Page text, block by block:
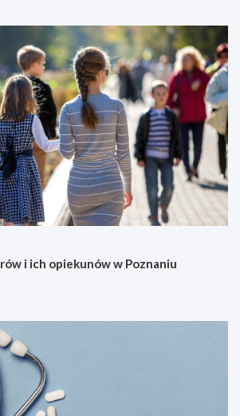
i ich opiekunów w Poznaniu